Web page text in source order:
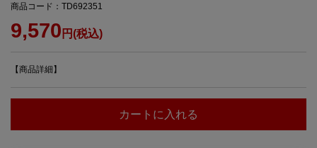
商品コード：TD692351
9,570 円(税込)
【商品詳細】
カートに入れる